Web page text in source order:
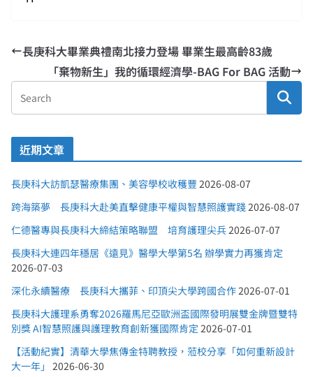
長庚科大畢業典禮南北接力登場 畢業生最高齡83歲
「棄物新生」我的循環經濟學-BAG For BAG 活動
近期文章
長庚科大訪凱瑟醫療集團、美容學校收穫豐 2026-08-07
跨海築夢 長庚科大赴美直擊健康平權與智慧照護實踐2026-08-07
仁德醫專與長庚科大締結策略聯盟 培育護理尖兵2026-07-07
長庚科大連四年穩居《遠見》醫學大學第5名 辦學實力再獲肯定
2026-07-03
深化永續醫療 長庚科大攜菲、印頂尖大學跨國合作2026-07-01
長庚科大護理系勇奪2026羅馬尼亞歐洲盃國際發明展雙金牌暨雙特
別獎 AI智慧照護與護理教育創新獲國際肯定 2026-07-01
【活動紀實】清華大學焦傳金特聘教授，蒞校分享「如何重新設計
大一年」 2026-06-30